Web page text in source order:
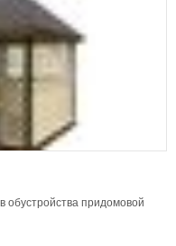
обустройства придомовой